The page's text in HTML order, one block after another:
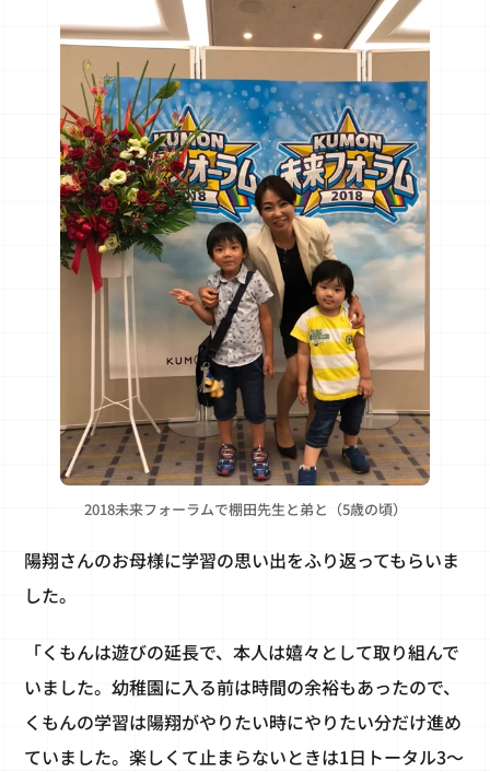
2018未来フォーラムで棚田先生と弟と（5歳の頃）
陽翔さんのお母様に学習の思い出をふり返ってもらいま
した。
「くもんは遊びの延長で、本人は嬉々として取り組んで
いました。幼稚園に入る前は時間の余裕もあったので、
くもんの学習は陽翔がやりたい時にやりたい分だけ進め
ていました。楽しくて止まらないときは1日トータル3～